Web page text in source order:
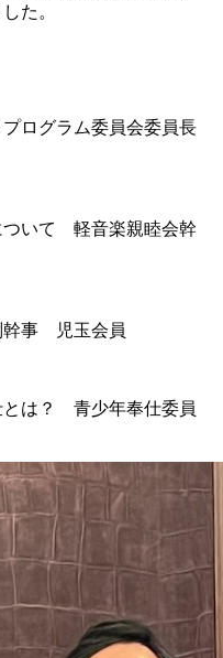
た。
ログラム委員会委員長
ついて 軽音楽親睦会幹
幹事 児玉会員
とは？ 青少年奉仕委員